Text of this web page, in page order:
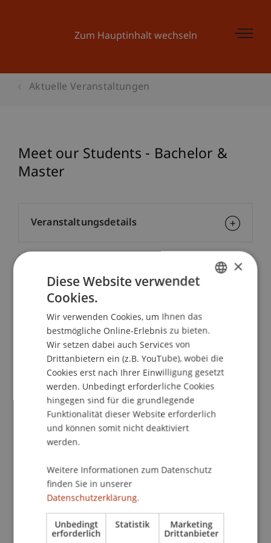
Zum Hauptinhalt wechseln
Aktuelle Veranstaltungen
Meet our Students - Bachelor &
Master
School/Professur:
Kommunikation und Marketing
Student Ambassadors live im Chat
Du hast Fragen an unsere Studierenden aus den
Bachelorprogrammen (Architektur,
Betriebswirtschaftslehre) oder den
Masterstudiengängen Architecture,
Entrepreneurship und Management, Finance
oder Wirtschaftsinformatik zu Studium und
Studienleben an der Universität Liechtenstein?
Gelegenheit, unsere Student Ambassadors zu
treffen - mit seperaten Break-out rooms für jedes
Veranstaltungsdetails
Kontakt ×
Diese Website verwendet
Cookies.
Wir verwenden Cookies, um Ihnen das
bestmögliche Online-Erlebnis zu bieten.
Wir setzen dabei auch Services von
Drittanbietern ein (z.B. YouTube), wobei die
Cookies erst nach Ihrer Einwilligung gesetzt
werden. Unbedingt erforderliche Cookies
hingegen sind für die grundlegende
Funktionalität dieser Website erforderlich
und können somit nicht deaktiviert
werden.
Weitere Informationen zum Datenschutz
finden Sie in unserer
Datenschutzerklärung.
Unbedingt
erforderlich
Statistik Marketing
Drittanbieter